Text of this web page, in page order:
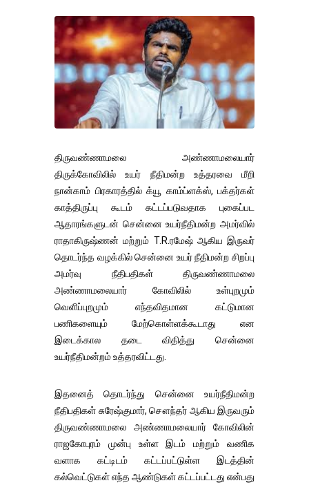
திருவண்ணாமலை அண்ணாமலையார்
திருக்கோவிலில் உயர் நீதிமன்ற உத்தரவை மீறி
நான்காம் பிரகாரத்தில் க்யூ காம்ப்ளக்ஸ், பக்தர்கள்
காத்திருப்பு கூடம் கட்டப்படுவதாக புகைப்பட
ஆதாரங்களுடன் சென்னை உயர்நீதிமன்ற அமர்வில்
ராதாகிருஷ்ணன் மற்றும் T.R.ரமேஷ் ஆகிய இருவர்
தொடர்ந்த வழக்கில் சென்னை உயர் நீதிமன்ற சிறப்பு
அமர்வு நீதிபதிகள் திருவண்ணாமலை
அண்ணாமலையார் கோவிலில் உள்புறமும்
வெளிப்புறமும் எந்தவிதமான கட்டுமான
பணிகளையும் மேற்கொள்ளக்கூடாது என
இடைக்கால தடை விதித்து சென்னை
உயர்நீதிமன்றம் உத்தரவிட்டது.
இதனைத் தொடர்ந்து சென்னை உயர்நீதிமன்ற
நீதிபதிகள் சுரேஷ்குமார், சௌந்தர் ஆகிய இருவரும்
திருவண்ணாமலை அண்ணாமலையார் கோவிலின்
ராஜகோபுரம் முன்பு உள்ள இடம் மற்றும் வணிக
வளாக கட்டிடம் கட்டப்பட்டுள்ள இடத்தின்
கல்வெட்டுகள் எந்த ஆண்டுகள் கட்டப்பட்டது என்பது